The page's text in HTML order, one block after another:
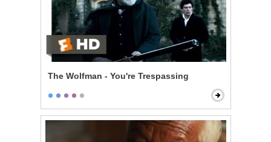
The Wolfman - You're Trespassing